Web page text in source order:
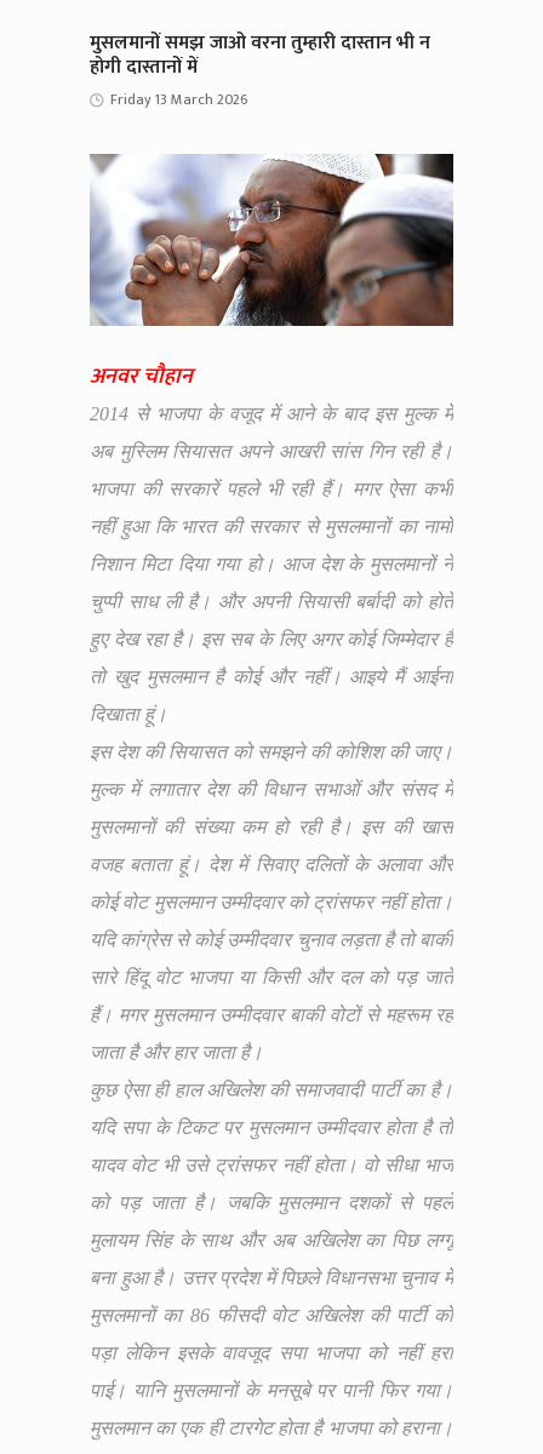
मुसलमानों समझ जाओ वरना तुम्हारी दास्तान भी न
होगी दास्तानों में
Friday 13 March 2026
अनवर चौहान
2014 से भाजपा के वजूद में आने के बाद इस मुल्क में
अब मुस्लिम सियासत अपने आखरी सांस गिन रही है।
भाजपा की सरकारें पहले भी रही हैं। मगर ऐसा कभी
नहीं हुआ कि भारत की सरकार से मुसलमानों का नामों
निशान मिटा दिया गया हो। आज देश के मुसलमानों ने
चुप्पी साध ली है। और अपनी सियासी बर्बादी को होते
हुए देख रहा है। इस सब के लिए अगर कोई जिम्मेदार है
तो खुद मुसलमान है कोई और नहीं। आइये मैं आईना
दिखाता हूं।
इस देश की सियासत को समझने की कोशिश की जाए।
मुल्क में लगातार देश की विधान सभाओं और संसद में
मुसलमानों की संख्या कम हो रही है। इस की खास
वजह बताता हूं। देश में सिवाए दलितों के अलावा और
कोई वोट मुसलमान उम्मीदवार को ट्रांसफर नहीं होता।
यदि कांग्रेस से कोई उम्मीदवार चुनाव लड़ता है तो बाकी
सारे हिंदू वोट भाजपा या किसी और दल को पड़ जाते
हैं। मगर मुसलमान उम्मीदवार बाकी वोटों से महरूम रह
जाता है और हार जाता है।
कुछ ऐसा ही हाल अखिलेश की समाजवादी पार्टी का है।
यदि सपा के टिकट पर मुसलमान उम्मीदवार होता है तो
यादव वोट भी उसे ट्रांसफर नहीं होता। वो सीधा भाज
को पड़ जाता है। जबकि मुसलमान दशकों से पहले
मुलायम सिंह के साथ और अब अखिलेश का पिछ लग्गू
बना हुआ है। उत्तर प्रदेश में पिछले विधानसभा चुनाव में
मुसलमानों का 86 फीसदी वोट अखिलेश की पार्टी को
पड़ा लेकिन इसके वावजूद सपा भाजपा को नहीं हरा
पाई। यानि मुसलमानों के मनसूबे पर पानी फिर गया।
मुसलमान का एक ही टारगेट होता है भाजपा को हराना।